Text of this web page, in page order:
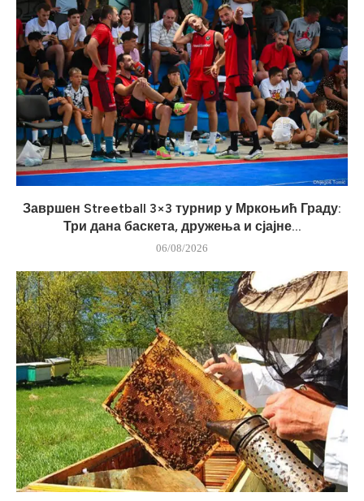
Завршен Streetball 3×3 турнир у Мркоњић Граду:
Три дана баскета, дружења и сјајне...
06/08/2026